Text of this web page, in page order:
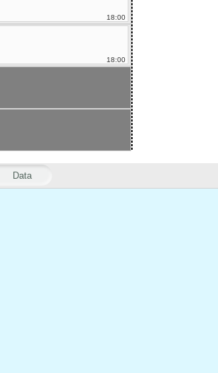
Data
18:00
18:00